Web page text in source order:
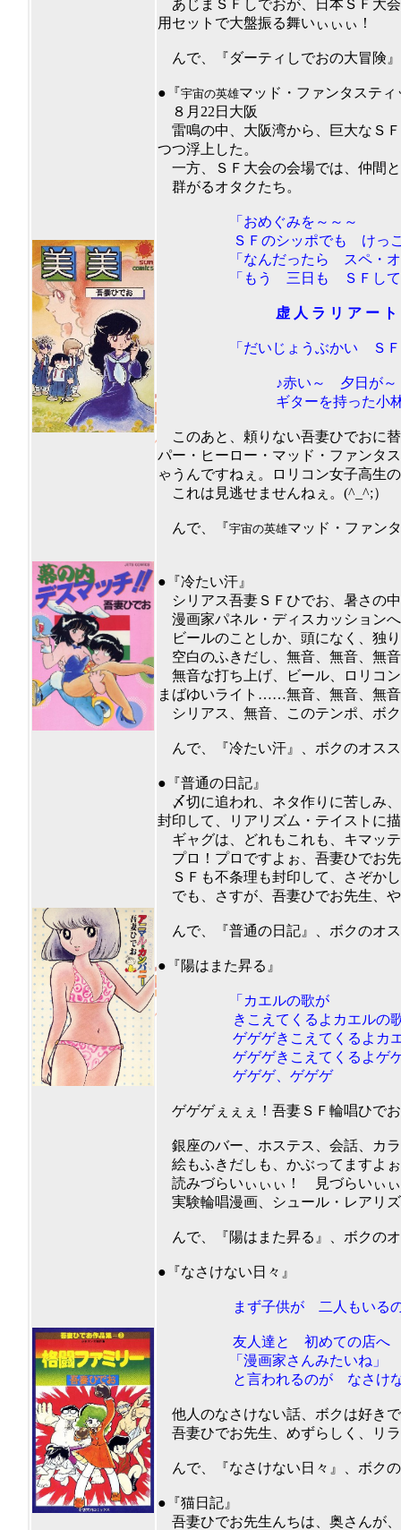
あじまＳＦしでおが、日本ＳＦ大
用セットで大盤振る舞いぃぃぃ！
んで、『ダーティしでおの大冒険
●『宇宙の英雄マッド・ファンタステ
８月22日大阪
雷鳴の中、大阪湾から、巨大なＳ
つつ浮上した。
一方、ＳＦ大会の会場では、仲間
群がるオタクたち。
「おめぐみを～～～
ＳＦのシッポでも けっこう
「なんだったら スペ・オ
「もう 三日も ＳＦしてな
虚 人 ラ リ ア ー ト
「だいじょうぶかい ＳＦ大
♪赤い～ 夕日が～
ギターを持った小林明気取
このあと、頼りない吾妻ひでおに
パー・ヒーロー・マッド・ファンタ
ゃうんですねぇ。ロリコン女子高生
これは見逃せませんねぇ。(^_^;）
んで、『宇宙の英雄マッド・ファン
●『冷たい汗』
シリアス吾妻ＳＦひでお、暑さの
漫画家パネル・ディスカッション
ビールのことしか、頭になく、独
空白のふきだし、無音、無音、無
無音な打ち上げ、ビール、ロリコ
まばゆいライト……無音、無音、無
シリアス、無音、このテンポ、ボ
んで、『冷たい汗』、ボクのオス
●『普通の日記』
〆切に追われ、ネタ作りに苦しみ
封印して、リアリズム・テイストに
ギャグは、どれもこれも、キマッ
プロ！プロですよぉ、吾妻ひでお
ＳＦも不条理も封印して、さぞか
でも、さすが、吾妻ひでお先生、
んで、『普通の日記』、ボクのオ
●『陽はまた昇る』
「カエルの歌が
きこえてくるよカエルの
ゲゲゲきこえてくるよカエ
ゲゲゲきこえてくるよゲ
ゲゲゲ、ゲゲゲ
ゲゲゲぇぇぇ！吾妻ＳＦ輪唱ひで
銀座のバー、ホステス、会話、カ
絵もふきだしも、かぶってますよ
読みづらいぃぃぃ！ 見づらいぃ
実験輪唱漫画、シュール・レアリ
んで、『陽はまた昇る』、ボクの
●『なさけない日々』
まず子供が 二人もいるの
友人達と 初めての店へ 飲
「漫画家さんみたいね」
と言われるのが なさけな
他人のなさけない話、ボクは好き
吾妻ひでお先生、めずらしく、リ
んで、『なさけない日々』、ボク
●『猫日記』
吾妻ひでお先生んちは、奥さんが